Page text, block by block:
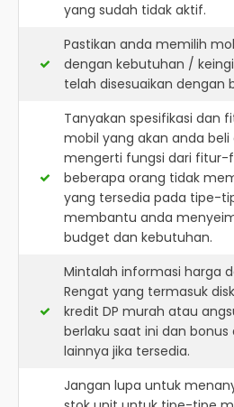
yang sudah tidak aktif.
Pastikan anda memilih
dengan kebutuhan /
telah disesuaikan dengan
Tanyakan spesifikasi dan
mobil yang akan anda
mengerti fungsi dari fitur-
beberapa orang tidak
yang tersedia pada tipe-
membantu anda
budget dan kebutuhan.
Mintalah informasi harga
Rengat yang termasuk
kredit DP murah atau
berlaku saat ini dan bonus
lainnya jika tersedia.
Jangan lupa untuk